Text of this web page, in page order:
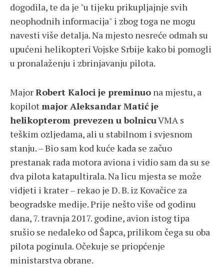
dogodila, te da je "u tijeku prikupljajnje svih
neophodnih informacija" i zbog toga ne mogu
navesti više detalja. Na mjesto nesreće odmah su
upućeni helikopteri Vojske Srbije kako bi pomogli
u pronalaženju i zbrinjavanju pilota.
MajorRobert Kalocije preminuo na mjestu, a
kopilotmajor Aleksandar Matić je
helikopterom prevezen u bolnicuVMA s
teškim ozljedama, ali u stabilnom i svjesnom
stanju. – Bio sam kod kuće kada se začuo
prestanak rada motora aviona i vidio sam da su se
dva pilota katapultirala. Na licu mjesta se može
vidjeti i krater – rekao je D. B. iz Kovačice za
beogradske medije. Prije nešto više od godinu
dana, 7. travnja 2017. godine, avion istog tipa
srušio se nedaleko od Šapca, prilikom čega su oba
pilota poginula. Očekuje se priopćenje
ministarstva obrane.